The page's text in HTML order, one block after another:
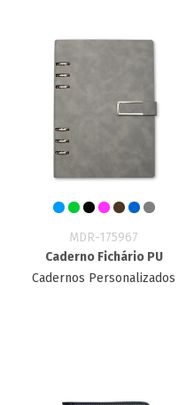
MDR-175967
Caderno Fichário PU
Cadernos Personalizados